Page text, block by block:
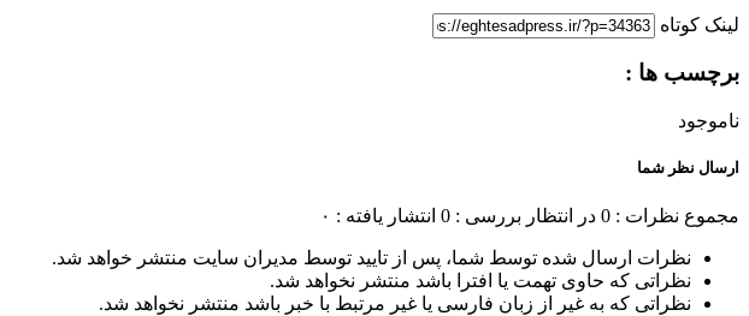
لینک کوتاه
برچسب ها :
ناموجود
ارسال نظر شما
مجموع نظرات : 0 در انتظار بررسی : 0 انتشار یافته : ۰
نظرات ارسال شده توسط شما، پس از تایید توسط مدیران سایت منتشر خواهد شد.
نظراتی که حاوی تهمت یا افترا باشد منتشر نخواهد شد.
نظراتی که به غیر از زبان فارسی یا غیر مرتبط با خبر باشد منتشر نخواهد شد.